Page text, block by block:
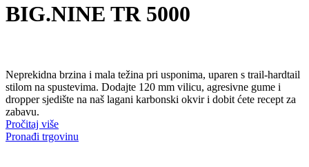
BIG.NINE TR 5000
Neprekidna brzina i mala težina pri usponima, uparen s trail-hardtail
stilom na spustevima. Dodajte 120 mm vilicu, agresivne gume i
dropper sjedište na naš lagani karbonski okvir i dobit ćete recept za
zabavu.
Pročitaj više
Pronađi trgovinu